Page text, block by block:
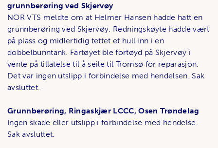
grunnberøring ved Skjervøy
NOR VTS meldte om at Helmer Hansen hadde hatt en
grunnberøring ved Skjervøy. Redningskøyte hadde vært
på plass og midlertidig tettet et hull inn i en
dobbelbunntank. Fartøyet ble fortøyd på Skjervøy i
vente på tillatelse til å seile til Tromsø for reparasjon.
Det var ingen utslipp i forbindelse med hendelsen. Sak
avsluttet.
Grunnberøring, Ringaskjær LCCC, Osen Trøndelag
Ingen skade eller utslipp i forbindelse med hendelse.
Sak avsluttet.